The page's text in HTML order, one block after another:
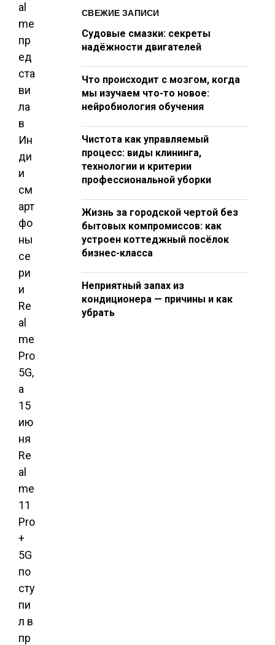
al
me
пр
ед
ста
ви
ла
в
Ин
ди
и
см
арт
фо
ны
се
ри
и
Re
al
me
Pro
5G,
а
15
ию
ня
Re
al
me
11
Pro
+
5G
по
сту
пи
л в
пр
СВЕЖИЕ ЗАПИСИ
Судовые смазки: секреты
надёжности двигателей
Что происходит с мозгом, когда
мы изучаем что-то новое:
нейробиология обучения
Чистота как управляемый
процесс: виды клининга,
технологии и критерии
профессиональной уборки
Жизнь за городской чертой без
бытовых компромиссов: как
устроен коттеджный посёлок
бизнес-класса
Неприятный запах из
кондиционера — причины и как
убрать